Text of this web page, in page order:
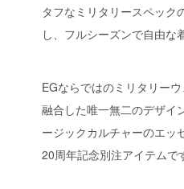
タフなミリタリースペック
し、フルシーズンで自由な
EGならではのミリタリー
融合した唯一無二のデザイ
ージックカルチャーのエッ
20周年記念別注アイテムで